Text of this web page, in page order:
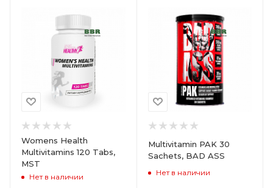
Womens Health
Multivitamins 120 Tabs,
MST
Нет в наличии
Multivitamin PAK 30
Sachets, BAD ASS
Нет в наличии